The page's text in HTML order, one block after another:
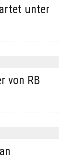
unter
von RB